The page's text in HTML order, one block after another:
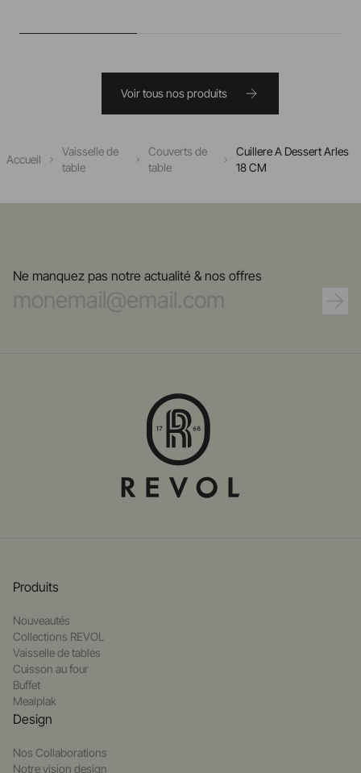
Voir tous nos produits
Accueil
Vaisselle de
table
Couverts de
table
Cuillere A Dessert Arles
18 CM
Ne manquez pas notre actualité & nos offres
Produits
Nouveautés
Collections REVOL
Vaisselle de tables
Cuisson au four
Buffet
Mealplak
Design
Nos Collaborations
Notre vision design